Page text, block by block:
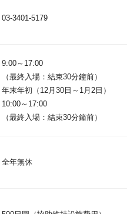
03-3401-5179
9:00～17:00
（最終入場：結束30分鐘前）
年末年初（12月30日～1月2日）
10:00～17:00
（最終入場：結束30分鐘前）
全年無休